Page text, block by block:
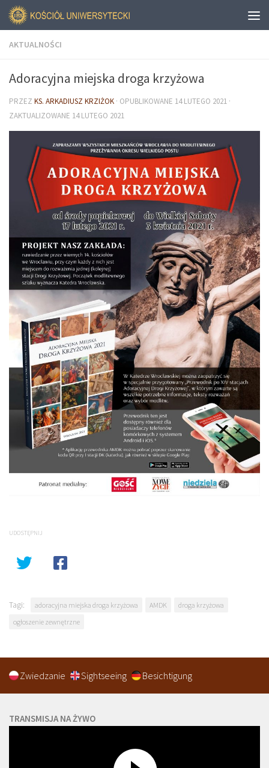
AKTUALNOŚCI
Adoracyjna miejska droga krzyżowa
PRZEZ KS. ARKADIUSZ KRZIŻOK · OPUBLIKOWANE 14 LUTEGO 2021 ·
ZAKTUALIZOWANE 14 LUTEGO 2021
UDOSTĘPNIJ
Tagi: adoracyjna miejska droga krzyżowa AMDK
droga krzyżowa
ogłoszenie zewnętrzne
Zwiedzanie Sightseeing Besichtigung
TRANSMISJA NA ŻYWO